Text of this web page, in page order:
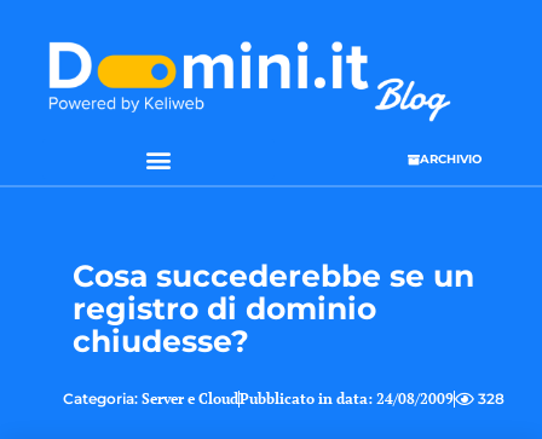
ARCHIVIO
Cosa succederebbe se un
registro di dominio
chiudesse?
Categoria: Server e CloudPubblicato in data: 24/08/2009 328